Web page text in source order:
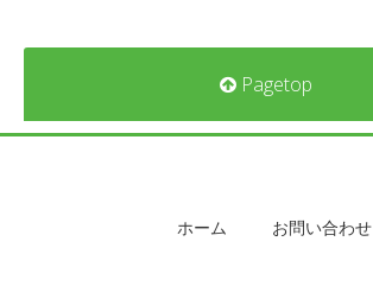
Pagetop
ホーム お問い合わせ